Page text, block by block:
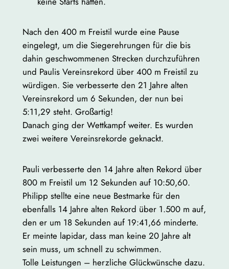
Nach den 400 m Freistil wurde eine Pause
eingelegt, um die Siegerehrungen für die bis
dahin geschwommenen Strecken durchzuführen
und Paulis Vereinsrekord über 400 m Freistil zu
würdigen. Sie verbesserte den 21 Jahre alten
Vereinsrekord um 6 Sekunden, der nun bei
5:11,29 steht. Großartig!
Danach ging der Wettkampf weiter. Es wurden
zwei weitere Vereinsrekorde geknackt.
Pauli verbesserte den 14 Jahre alten Rekord über
800 m Freistil um 12 Sekunden auf 10:50,60.
Philipp stellte eine neue Bestmarke für den
ebenfalls 14 Jahre alten Rekord über 1.500 m auf,
den er um 18 Sekunden auf 19:41,66 minderte.
Er meinte lapidar, dass man keine 20 Jahre alt
sein muss, um schnell zu schwimmen.
Tolle Leistungen – herzliche Glückwünsche dazu.